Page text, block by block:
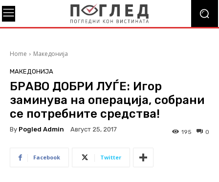
Home Македонија
МАКЕДОНИЈА
БРАВО ДОБРИ ЛУЃЕ: Игор
заминува на операција, собрани
се потребните средства!
By Pogled Admin Август 25, 2017 0
195
Facebook Twitter